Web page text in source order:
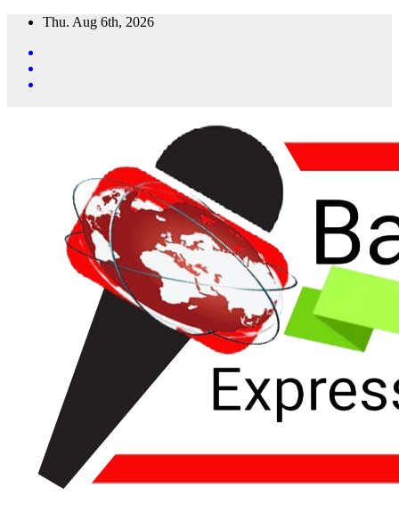
Skip
content
Thu. Aug 6th, 2026